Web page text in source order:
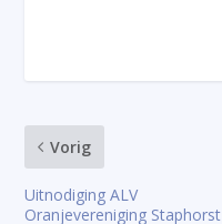
Vorig
Uitnodiging ALV
Oranjevereniging Staphorst